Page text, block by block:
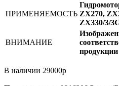
ПРИМЕНЯЕМОСТЬ ZX270,
ZX330/3/
ВНИМАНИЕ
продукции
В наличии 29000р